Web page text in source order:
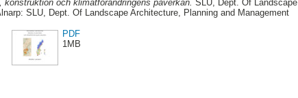
och klimatförändringens påverkan. SLU, Dept. Of Landscape
SLU, Dept. Of Landscape Architecture, Planning and Management
PDF
1MB